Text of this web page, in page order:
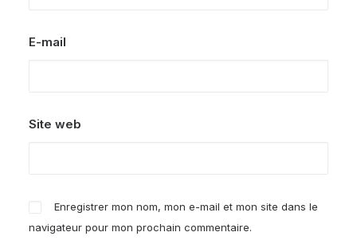
E-mail
Site web
Enregistrer mon nom, mon e-mail et mon site dans le
navigateur pour mon prochain commentaire.